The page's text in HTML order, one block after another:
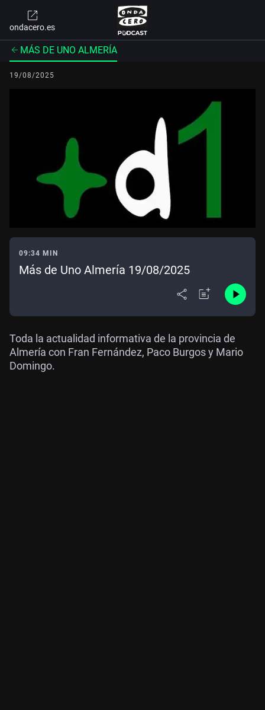
ondacero.es
MÁS DE UNO ALMERÍA
19/08/2025
09:34 MIN
Más de Uno Almería 19/08/2025
Toda la actualidad informativa de la provincia de
Almería con Fran Fernández, Paco Burgos y Mario
Domingo.